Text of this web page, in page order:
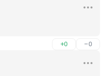
+0 –0